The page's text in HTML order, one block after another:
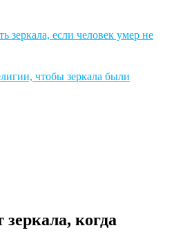
зеркала, если человек умер не
чтобы зеркала были
когда